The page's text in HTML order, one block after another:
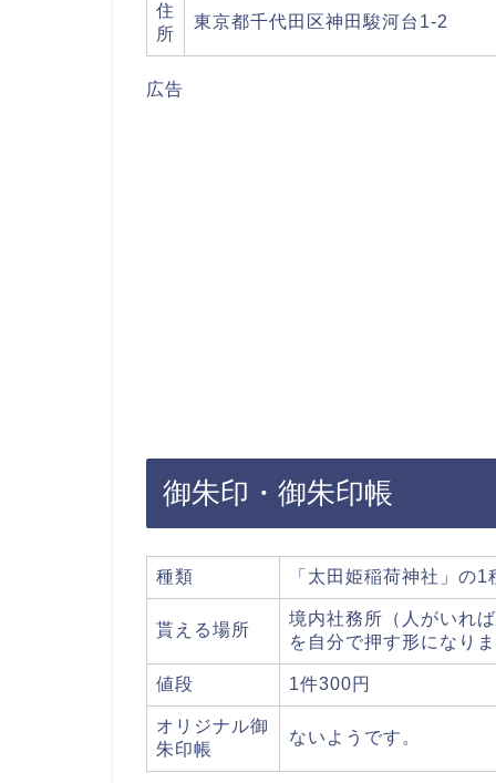
住
所
東京都千代田区神田駿河台1-2
広告
御朱印・御朱印帳
種類 「太田姫稲荷神社」の1
貰える場所
境内社務所（人がいれ
を自分で押す形になりま
値段 1件300円
オリジナル御
朱印帳
ないようです。